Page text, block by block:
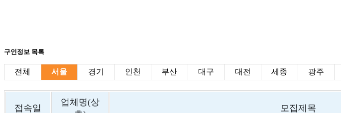
구인정보 목록
전체 서울 경기 인천 부산 대구 대전 세종 광주
접속일
업체명(상
모집제목